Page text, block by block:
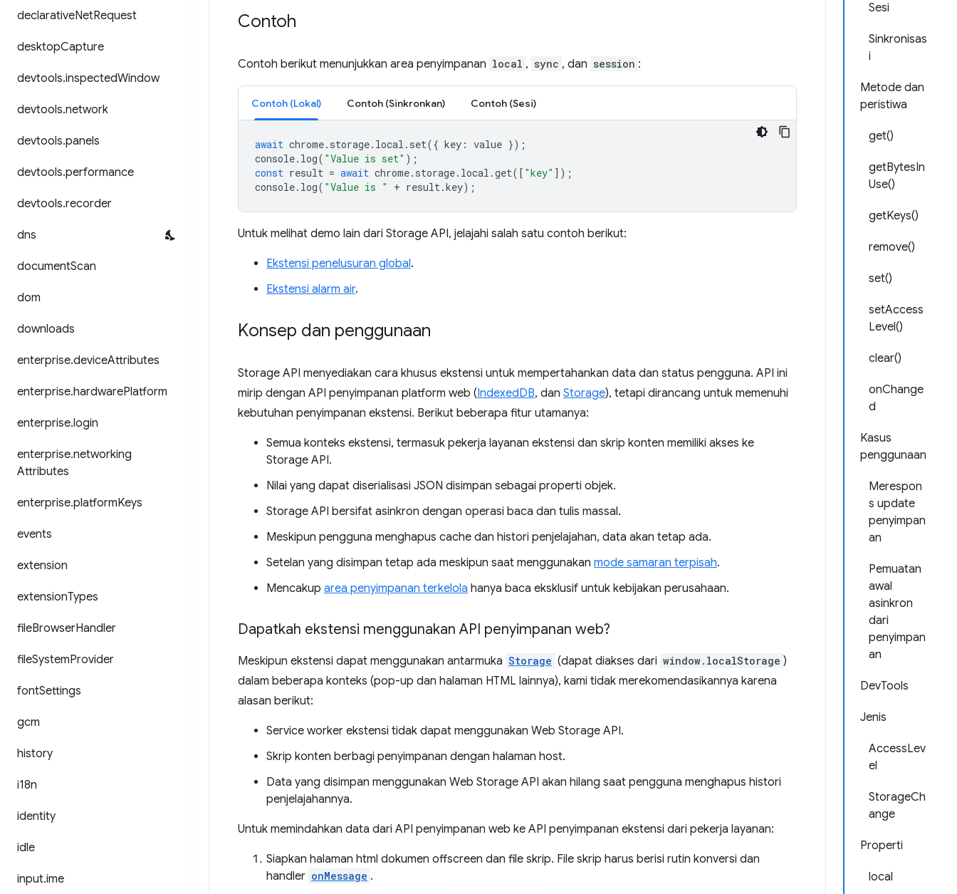
declarativeNetRequest
desktopCapture
devtools.inspectedWindow
devtools.network
devtools.panels
devtools.performance
devtools.recorder
dns
documentScan
dom
downloads
enterprise.deviceAttributes
enterprise.hardwarePlatform
enterprise.login
enterprise.networking
Attributes
enterprise.platformKeys
events
extension
extensionTypes
fileBrowserHandler
fileSystemProvider
fontSettings
gcm
history
i18n
identity
idle
input.ime
Sesi
Sinkronisas
i
Metode dan
peristiwa
get()
getBytesIn
Use()
getKeys()
remove()
set()
setAccess
Level()
clear()
onChange
d
Kasus
penggunaan
Merespon
s update
penyimpan
an
Pemuatan
awal
asinkron
dari
penyimpan
an
DevTools
Jenis
AccessLev
el
StorageCh
ange
Properti
local
Contoh
Contoh berikut menunjukkan area penyimpanan local , sync , dan session :
Contoh (Lokal) Contoh (Sinkronkan) Contoh (Sesi)
await chrome. storage. local . set({ key : value });
console. log( "Value is set" );
const result = await chrome. storage. local .get([ "key" ]);
console. log( "Value is " + result.key);
Untuk melihat demo lain dari Storage API, jelajahi salah satu contoh berikut:
Ekstensi penelusuran global.
Ekstensi alarm air.
Konsep dan penggunaan
Storage API menyediakan cara khusus ekstensi untuk mempertahankan data dan status pengguna. API ini
mirip dengan API penyimpanan platform web (IndexedDB, dan Storage), tetapi dirancang untuk memenuhi
kebutuhan penyimpanan ekstensi. Berikut beberapa fitur utamanya:
Semua konteks ekstensi, termasuk pekerja layanan ekstensi dan skrip konten memiliki akses ke
Storage API.
Nilai yang dapat diserialisasi JSON disimpan sebagai properti objek.
Storage API bersifat asinkron dengan operasi baca dan tulis massal.
Meskipun pengguna menghapus cache dan histori penjelajahan, data akan tetap ada.
Setelan yang disimpan tetap ada meskipun saat menggunakan mode samaran terpisah.
Mencakup area penyimpanan terkelola hanya baca eksklusif untuk kebijakan perusahaan.
Dapatkah ekstensi menggunakan API penyimpanan web?
Meskipun ekstensi dapat menggunakan antarmuka Storage (dapat diakses dari window.localStorage )
dalam beberapa konteks (pop-up dan halaman HTML lainnya), kami tidak merekomendasikannya karena
alasan berikut:
Service worker ekstensi tidak dapat menggunakan Web Storage API.
Skrip konten berbagi penyimpanan dengan halaman host.
Data yang disimpan menggunakan Web Storage API akan hilang saat pengguna menghapus histori
penjelajahannya.
Untuk memindahkan data dari API penyimpanan web ke API penyimpanan ekstensi dari pekerja layanan:
Siapkan halaman html dokumen offscreen dan file skrip. File skrip harus berisi rutin konversi dan
handler onMessage .